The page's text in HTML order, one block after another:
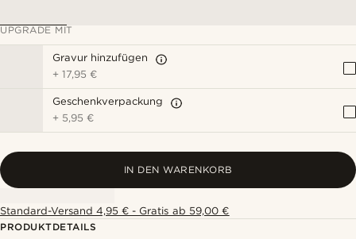
UPGRADE MIT
Gravur hinzufügen
+17,95 €
Geschenkverpackung
+ 5,95 €
IN DEN WARENKORB
Standard-Versand 4,95 € - Gratis ab 59,00 €
PRODUKTDETAILS